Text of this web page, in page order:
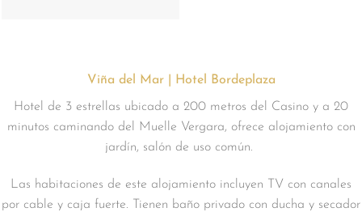
Viña del Mar | Hotel Bordeplaza
Hotel de 3 estrellas ubicado a 200 metros del Casino y a 20
minutos caminando del Muelle Vergara, ofrece alojamiento con
jardín, salón de uso común.
Las habitaciones de este alojamiento incluyen TV con canales
por cable y caja fuerte. Tienen baño privado con ducha y secador